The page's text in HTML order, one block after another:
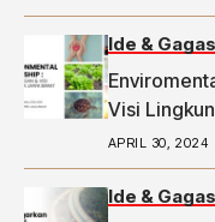
Ide &
Visi
APRIL 30, 2024
Ide &